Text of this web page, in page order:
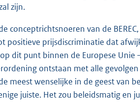
zijn.
conceptrichtsnoeren van de
positieve prijsdiscriminatie dat
dit punt binnen de Europese
ontstaan met alle
meest wenselijke in de geest van
juiste. Het zou beleidsmatig en